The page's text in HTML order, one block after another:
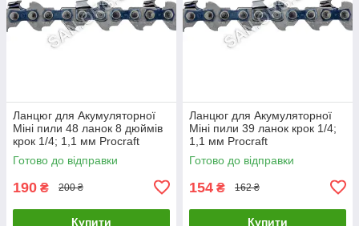
Ланцюг для Акумуляторної
Міні пили 48 ланок 8 дюймів
крок 1/4; 1,1 мм Procraft
Готово до відправки
190 ₴ 200 ₴
Купити
Ланцюг для Акумуляторної
Міні пили 39 ланок крок 1/4;
1,1 мм Procraft
Готово до відправки
154 ₴ 162 ₴
Купити